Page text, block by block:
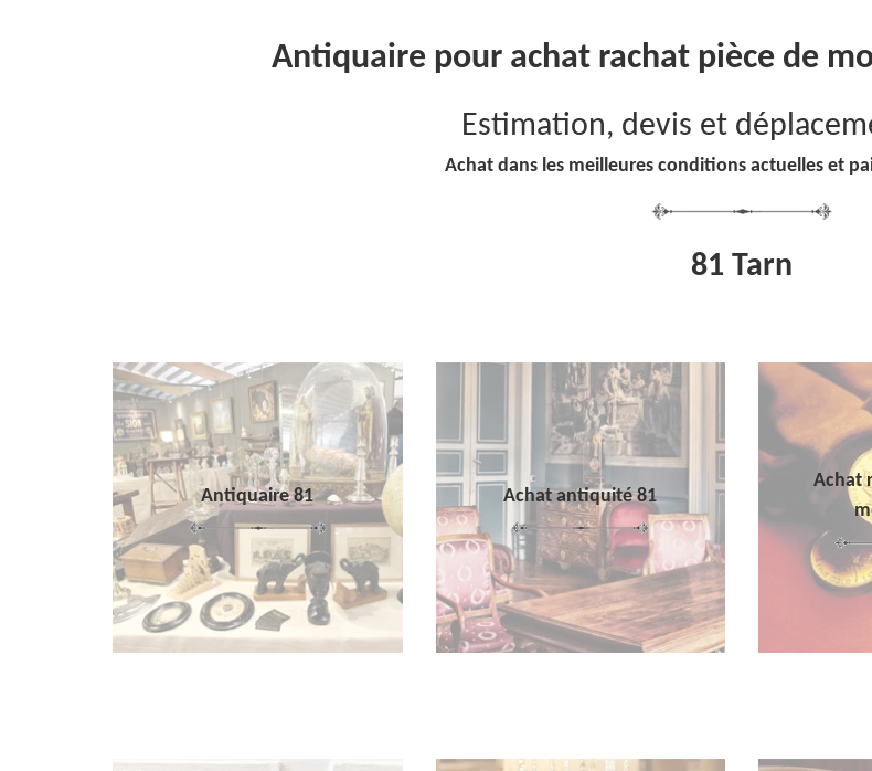
Antiquaire pour achat rachat pièce de
Estimation, devis et
Achat dans les meilleures conditions actuelles et
81 Tarn
Antiquaire 81 Achat antiquité 81
Achat